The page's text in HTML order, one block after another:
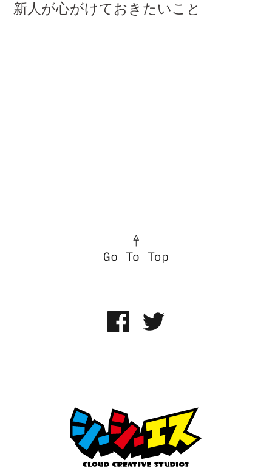
新人が心がけておきたいこと